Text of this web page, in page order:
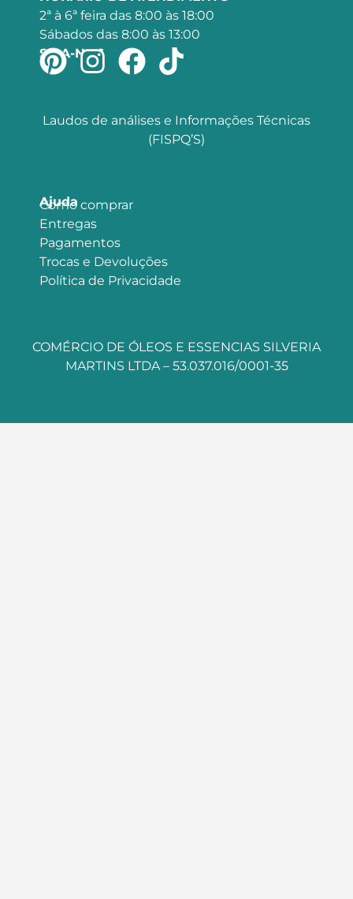
2ª à 6ª feira das 8:00 às 18:00
Sábados das 8:00 às 13:00
SIGA-NOS
Laudos de análises e Informações Técnicas
(FISPQ’S)
Ajuda
Como comprar
Entregas
Pagamentos
Trocas e Devoluções
Política de Privacidade
COMÉRCIO DE ÓLEOS E ESSENCIAS SILVERIA
MARTINS LTDA – 53.037.016/0001-35